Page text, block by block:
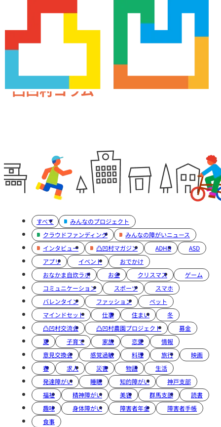
凸凹村コラム
すべて
みんなのプロジェクト
クラウドファンディング
みんなの障がいニュース
インタビュー
凸凹村マガジン ADHD
ASD
アプリ
イベント
おでかけ
おなかま自炊ラボ
お金 クリスマス
ゲーム
コミュニケーション
スポーツ
スマホ
バレンタイン
ファッション
ペット
マインドセット
仕事 住まい
冬
凸凹村交流会
凸凹村農園プロジェクト
募金
夏
子育て 家族 恋愛
情報
意見交換会
感覚過敏 料理 旅行
映画
春
求人 災害 物語
生活
発達障がい
睡眠 知的障がい
神戸支部
福祉
精神障がい 美容 群馬支部
読書
趣味
身体障がい 障害者年金
障害者手帳
食事